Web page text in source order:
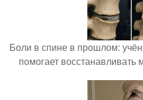
Боли в спине в прошлом:
помогает